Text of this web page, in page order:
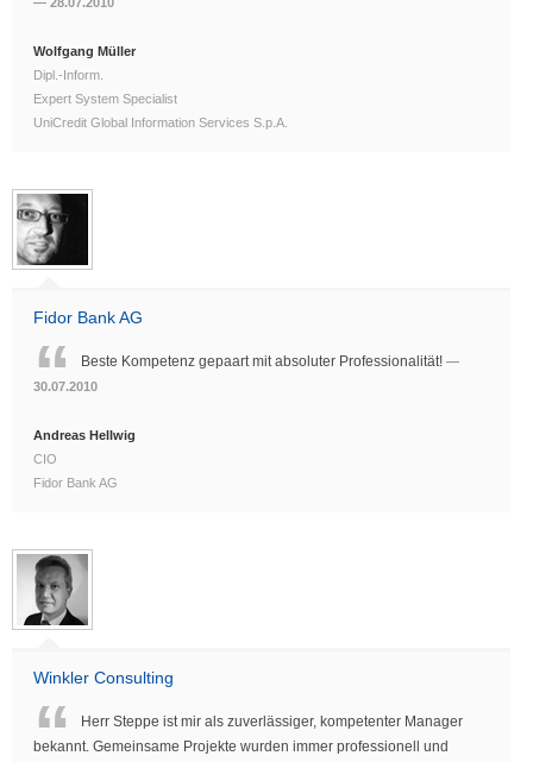
Wolfgang Müller
Dipl.-Inform.
Expert System Specialist
UniCredit Global Information Services S.p.A.
Fidor Bank AG
Beste Kompetenz gepaart mit absoluter Professionalität!
30.07.2010
Andreas Hellwig
CIO
Fidor Bank AG
Winkler Consulting
Herr Steppe ist mir als zuverlässiger, kompetenter Manager
bekannt. Gemeinsame Projekte wurden immer professionell und